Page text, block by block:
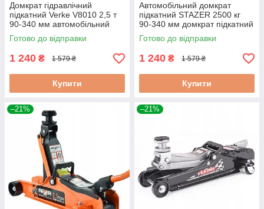
Домкрат гідравлічний
підкатний Verke V8010 2,5 т
90-340 мм автомобільний
підкатний домкрат
Готово до відправки
1 240 ₴ 1 579 ₴
Купити
Автомобільний домкрат
підкатний STAZER 2500 кг
90-340 мм домкрат підкатний
гідравлічний для легкового
авто
Готово до відправки
1 240 ₴ 1 579 ₴
Купити
–21% –21%